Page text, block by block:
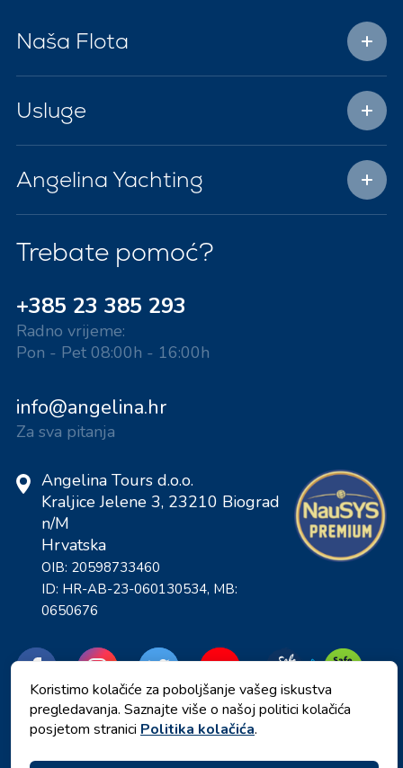
Naša Flota
Usluge
Angelina Yachting
Trebate pomoć?
+385 23 385 293
Radno vrijeme:
Pon - Pet 08:00h - 16:00h
info@angelina.hr
Za sva pitanja
Angelina Tours d.o.o.
Kraljice Jelene 3, 23210 Biograd
n/M
Hrvatska
OIB: 20598733460
ID: HR-AB-23-060130534, MB:
0650676
Koristimo kolačiće za poboljšanje vašeg iskustva
pregledavanja. Saznajte više o našoj politici kolačića
posjetom stranici Politika kolačića.